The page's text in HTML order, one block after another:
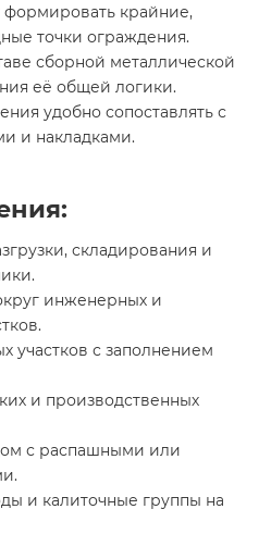
формировать крайние,
точки ограждения.
сборной металлической
её общей логики.
удобно сопоставлять с
и накладками.
складирования и
инженерных и
участков с заполнением
и производственных
с распашными или
и калиточные группы на